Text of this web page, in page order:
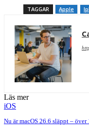
TAGGAR Apple
Läs mer
iOS
Nu är macOS 26.6 släppt –